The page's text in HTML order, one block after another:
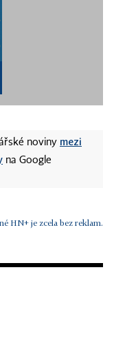
noviny mezi
na Google
HN+ je zcela bez reklam.